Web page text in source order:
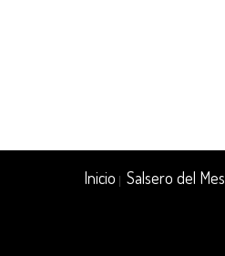
Inicio |Salsero del Mes